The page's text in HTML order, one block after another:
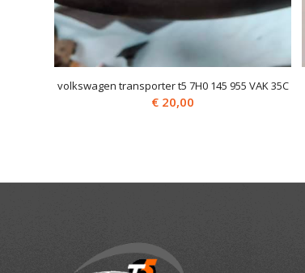
volkswagen transporter t5 7H0 145 955 VAK 35C
€ 20,00